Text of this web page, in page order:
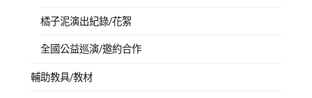
橘子泥演出紀錄/花絮
全國公益巡演/邀約合作
輔助教具/教材